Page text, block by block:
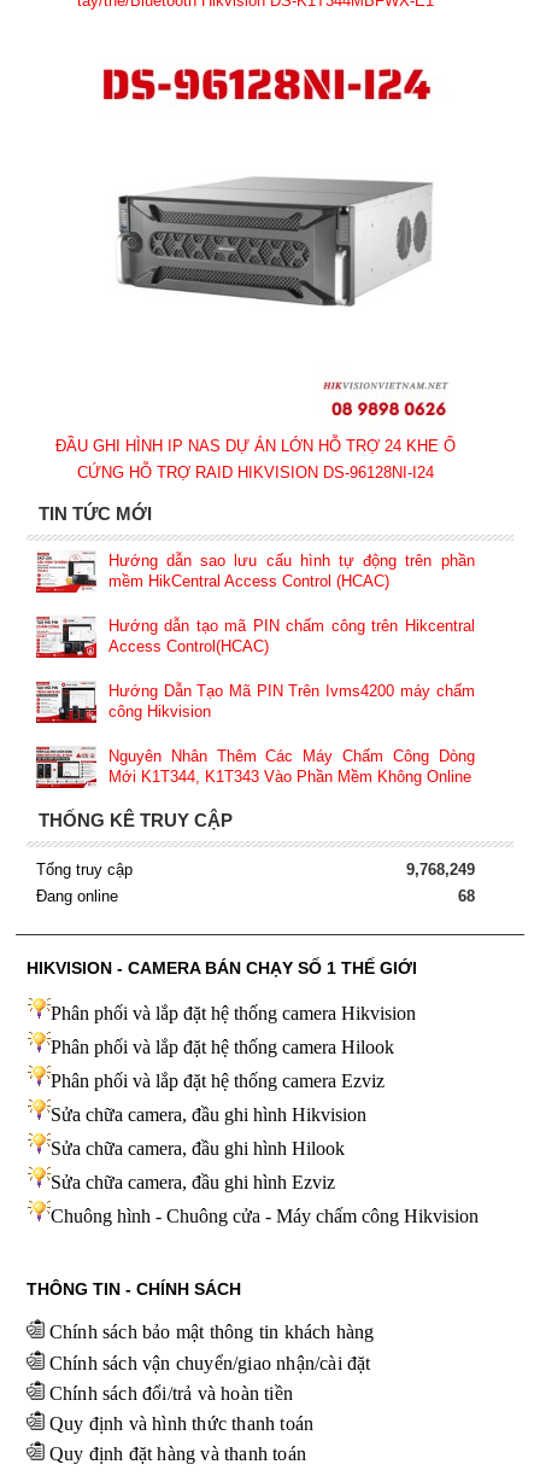
ĐẦU GHI HÌNH IP NAS DỰ ÁN LỚN HỖ TRỢ 24 KHE Ổ
CỨNG HỖ TRỢ RAID HIKVISION DS-96128NI-I24
TIN TỨC MỚI
Hướng dẫn sao lưu cấu hình tự động trên phần
mềm HikCentral Access Control (HCAC)
Hướng dẫn tạo mã PIN chấm công trên Hikcentral
Access Control(HCAC)
Hướng Dẫn Tạo Mã PIN Trên Ivms4200 máy chấm
công Hikvision
Nguyên Nhân Thêm Các Máy Chấm Công Dòng
Mới K1T344, K1T343 Vào Phần Mềm Không Online
THỐNG KÊ TRUY CẬP
Tổng truy cập
9,768,249
Đang online
68
HIKVISION - CAMERA BÁN CHẠY SỐ 1 THẾ GIỚI
Phân phối và lắp đặt hệ thống camera Hikvision
Phân phối và lắp đặt hệ thống camera Hilook
Phân phối và lắp đặt hệ thống camera Ezviz
Sửa chữa camera, đầu ghi hình Hikvision
Sửa chữa camera, đầu ghi hình Hilook
Sửa chữa camera, đầu ghi hình Ezviz
Chuông hình - Chuông cửa - Máy chấm công Hikvision
THÔNG TIN - CHÍNH SÁCH
Chính sách bảo mật thông tin khách hàng
Chính sách vận chuyển/giao nhận/cài đặt
Chính sách đổi/trả và hoàn tiền
Quy định và hình thức thanh toán
Quy định đặt hàng và thanh toán